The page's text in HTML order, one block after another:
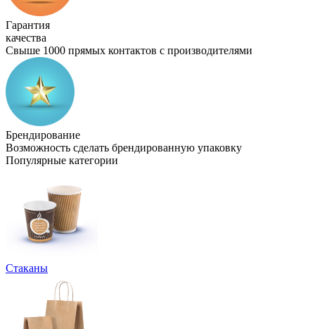
Гарантия
качества
Свыше 1000 прямых контактов с производителями
Брендирование
Возможность сделать брендированную упаковку
Популярные категории
Стаканы